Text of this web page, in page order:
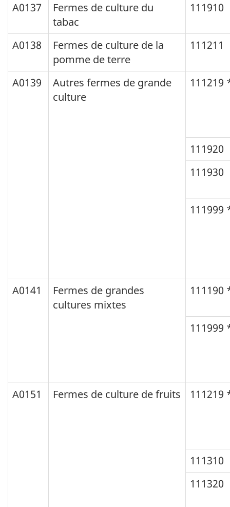
A0137
Fermes de culture du
tabac
111910
A0138
Fermes de culture de la
pomme de terre
111211
A0139
Autres fermes de grande
culture
111219
111920
111930
111999
A0141
Fermes de grandes
cultures mixtes
111190
111999
A0151 Fermes de culture de fruits 111219
111310
111320